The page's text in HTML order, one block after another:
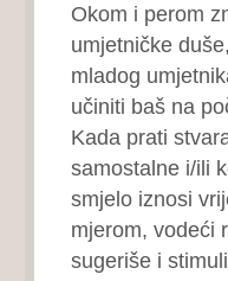
Okom i perom
umjetničke
mladog
učiniti baš na
Kada prati
samostalne i/ili
smjelo iznosi
mjerom, vodeći
sugeriše i